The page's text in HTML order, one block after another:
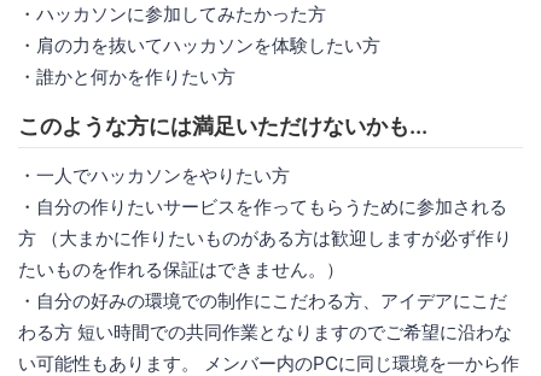
・ハッカソンに参加してみたかった方
・肩の力を抜いてハッカソンを体験したい方
・誰かと何かを作りたい方
このような方には満足いただけないかも...
・一人でハッカソンをやりたい方
・自分の作りたいサービスを作ってもらうために参加される
方 （大まかに作りたいものがある方は歓迎しますが必ず作り
たいものを作れる保証はできません。）
・自分の好みの環境での制作にこだわる方、アイデアにこだ
わる方 短い時間での共同作業となりますのでご希望に沿わな
い可能性もあります。 メンバー内のPCに同じ環境を一から作